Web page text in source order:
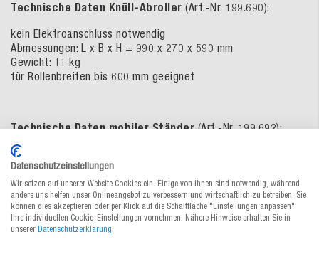
Technische Daten Knüll-Abroller (Art.-Nr. 199.690):
kein Elektroanschluss notwendig
Abmessungen: L x B x H = 990 x 270 x 590 mm
Gewicht: 11 kg
für Rollenbreiten bis 600 mm geeignet
Technische Daten mobiler Ständer(Art.-Nr. 199.692):
höhenverstellbar
Abmessungen: L x B x H = 915 x 605 x 1600 – 1950 mm
4 Lenkrollen mit Feststellern zum Fixieren des Ständers
geeignet für Knüll-Abroller Art.-Nr. 199.690
Datenschutzeinstellungen
Wir setzen auf unserer Website Cookies ein. Einige von ihnen sind notwendig, während
andere uns helfen unser Onlineangebot zu verbessern und wirtschaftlich zu betreiben. Sie
können dies akzeptieren oder per Klick auf die Schaltfläche "Einstellungen anpassen"
Ihre individuellen Cookie-Einstellungen vornehmen. Nähere Hinweise erhalten Sie in
unserer Datenschutzerklärung